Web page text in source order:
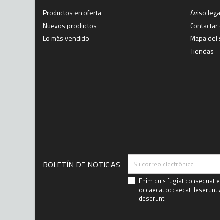
Productos en oferta
Nuevos productos
Lo más vendido
Aviso
Mapa del
Tiendas
BOLETÍN DE NOTICIAS
Enim quis fugiat consequat
occaecat occaecat deserunt
deserunt.